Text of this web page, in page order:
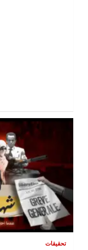
تحقيقات